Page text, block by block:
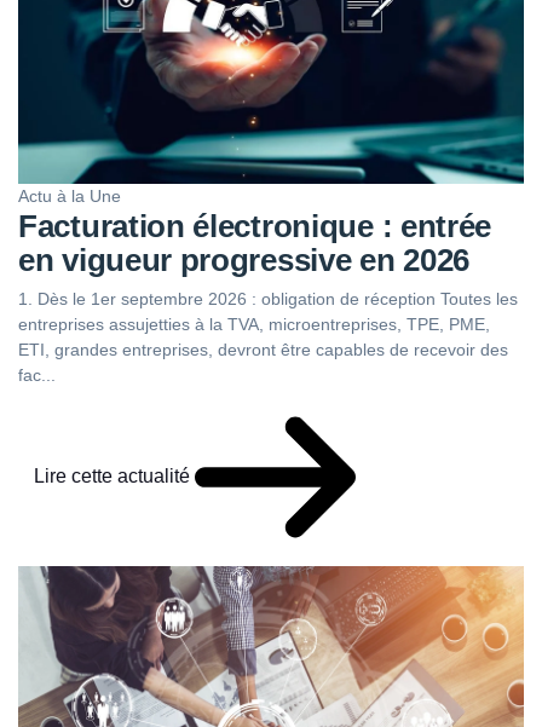
Actu à la Une
Facturation électronique : entrée
en vigueur progressive en 2026
1. Dès le 1er septembre 2026 : obligation de réception Toutes les
entreprises assujetties à la TVA, microentreprises, TPE, PME,
ETI, grandes entreprises, devront être capables de recevoir des
fac...
Lire cette actualité